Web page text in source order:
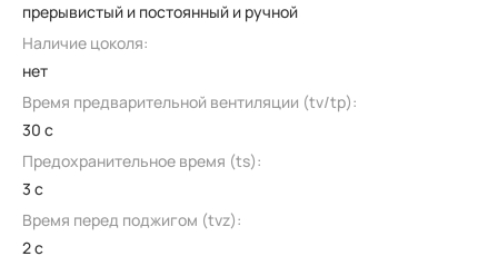
прерывистый и постоянный и ручной
Наличие цоколя:
нет
Время предварительной вентиляции (tv/tp):
30 с
Предохранительное время (ts):
3 с
Время перед поджигом (tvz):
2 с